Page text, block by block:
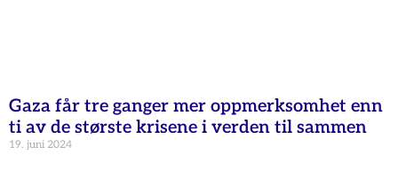
Gaza får tre ganger mer oppmerksomhet enn
ti av de største krisene i verden til sammen
19. juni 2024